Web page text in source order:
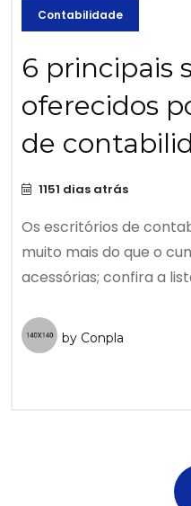
Contabilidade
6 principais
oferecidos
de
1151 dias atrás
Os escritórios de
muito mais do que o
acessórias; confira a
by Conpla